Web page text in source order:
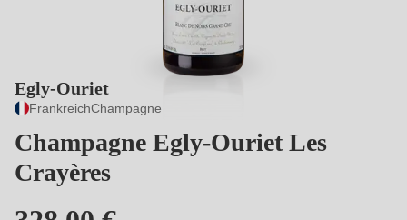
Egly-Ouriet
FrankreichChampagne
Champagne Egly-Ouriet Les
Crayères